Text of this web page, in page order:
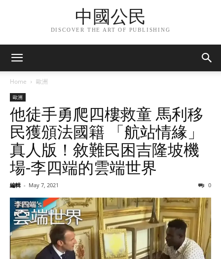
中國公民
DISCOVER THE ART OF PUBLISHING
Home 歐洲
歐洲
他徒手勇爬四樓救童 馬利移
民獲頒法國籍 「航站情緣」
真人版！敘難民困吉隆坡機
場-李四端的雲端世界
編輯 - May 7, 2021 0